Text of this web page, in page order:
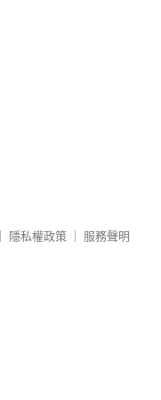
隱私權政策 服務聲明